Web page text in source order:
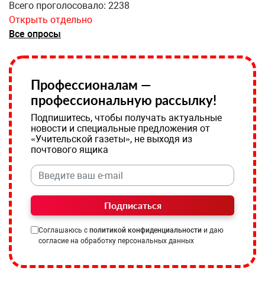
Всего проголосовало: 2238
Открыть отдельно
Все опросы
Профессионалам —
профессиональную рассылку!
Подпишитесь, чтобы получать актуальные
новости и специальные предложения от
«Учительской газеты», не выходя из
почтового ящика
Подписаться
Соглашаюсь с политикой конфиденциальности и даю
согласие на обработку персональных данных